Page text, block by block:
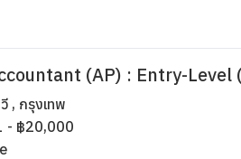
(AP) : Entry-Level
, กรุงเทพ
- ฿20,000